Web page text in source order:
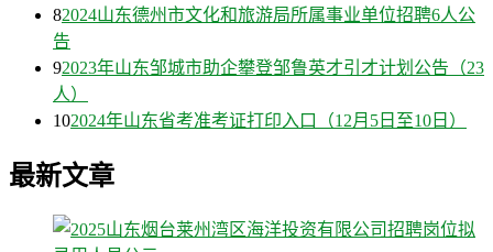
82024山东德州市文化和旅游局所属事业单位招聘6人公
告
92023年山东邹城市助企攀登邹鲁英才引才计划公告（23
人）
102024年山东省考准考证打印入口（12月5日至10日）
最新文章